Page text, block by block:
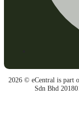
2026 © eCentral is part
Sdn Bhd